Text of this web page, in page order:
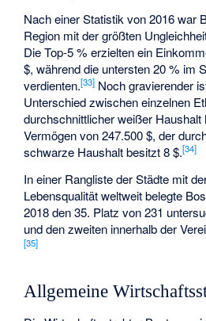
Nach einer Statistik von 2016 war
Region mit der größten
Die Top-5 % erzielten ein
$, während die untersten 20 % im
verdienten.[33] Noch gravierender
Unterschied zwischen einzelnen
durchschnittlicher weißer Haushalt
Vermögen von 247.500 $, der
schwarze Haushalt besitzt 8 $.[34]
In einer Rangliste der Städte mit
Lebensqualität weltweit belegte
2018 den 35. Platz von 231
und den zweiten innerhalb der
[35]
Allgemeine